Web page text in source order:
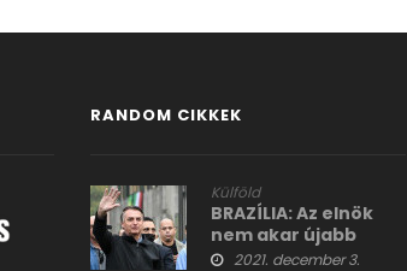
RANDOM CIKKEK
Külföld
BRAZÍLIA: Az elnök
nem akar újabb
szigorításokat, és
2021. december 3.